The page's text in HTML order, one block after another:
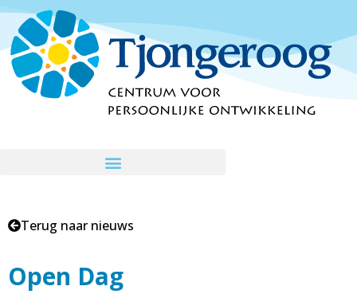
Ga
naar
de
inhoud
Terug naar nieuws
Open Dag